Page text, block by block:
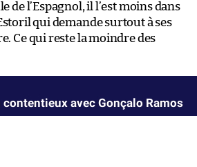
de l’Espagnol, il l’est moins dans
qui demande surtout à ses
Ce qui reste la moindre des
avec Gonçalo Ramos